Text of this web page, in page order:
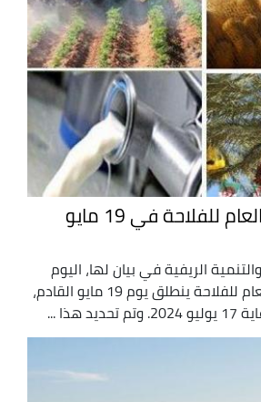
انطلاق الإحصاء العام للفلاحة في 19 مايو
الريفية في بيان لها، اليوم
الإثنين، أن الإحصاء العام للفلاحة ينطلق يوم 19 مايو القادم،
...